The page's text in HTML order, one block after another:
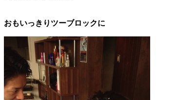
おもいっきりツーブロックに